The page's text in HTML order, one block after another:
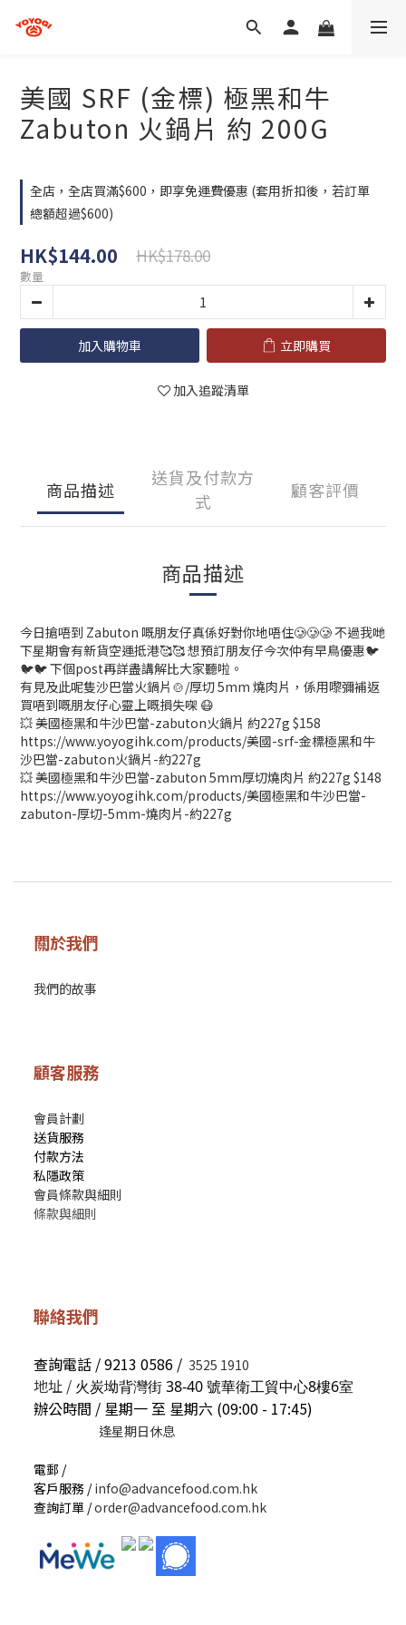
美國 SRF (金標) 極黑和牛
Zabuton 火鍋片 約 200G
全店，全店買滿$600，即享免運費優惠 (套用折扣後，若訂單
總額超過$600)
HK$144.00 HK$178.00
數量
加入購物車 立即購買
加入追蹤清單
商品描述
送貨及付款方
式
顧客評價
商品描述
今日搶唔到 Zabuton 嘅朋友仔真係好對你地唔住🥲🥲🥲 不過我哋
下星期會有新貨空運抵港🥰🥰 想預訂朋友仔今次仲有早鳥優惠🐦
🐦🐦 下個post再詳盡講解比大家聽啦。
有見及此呢隻沙巴當火鍋片🍲/厚切 5mm 燒肉片，係用嚟彌補返
買唔到嘅朋友仔心靈上嘅損失㗎 😷
💥 美國極黑和牛沙巴當-zabuton火鍋片 約227g $158
https://www.yoyogihk.com/products/美國-srf-金標極黑和牛
沙巴當-zabuton火鍋片-約227g
💥 美國極黑和牛沙巴當-zabuton 5mm厚切燒肉片 約227g $148
https://www.yoyogihk.com/products/美國極黑和牛沙巴當-
zabuton-厚切-5mm-燒肉片-約227g
關於我們
我們的故事
顧客服務
會員計劃
送貨服務
付款方法
私隱政策
會員條款與細則
條款與細則
聯絡我們
查詢電話 / 9213 0586 / 3525 1910
地址 / 火炭坳背灣街 38-40 號華衛工貿中心8樓6室
辦公時間 / 星期一 至 星期六 (09:00 - 17:45)
逢星期日休息
電郵 /
客戶服務 /info@advancefood.com.hk
查詢訂單 /order@advancefood.com.hk